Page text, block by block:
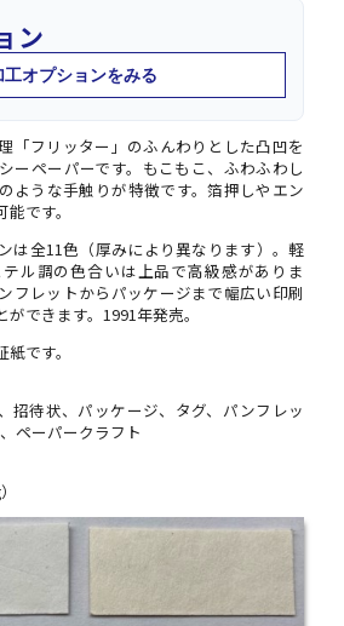
ン
工オプションをみる
「フリッター」のふんわりとした凸凹を
ーペーパーです。もこもこ、ふわふわし
ような手触りが特徴です。箔押しやエン
です。
は全11色（厚みにより異なります）。軽
ル調の色合いは上品で高級感がありま
フレットからパッケージまで幅広い印刷
できます。1991年発売。
です。
招待状、パッケージ、タグ、パンフレッ
ペーパークラフト